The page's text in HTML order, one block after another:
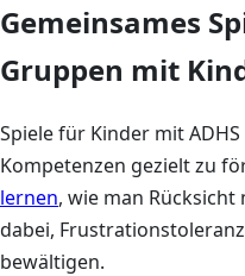
Gemeinsames
Gruppen mit
Spiele für Kinder mit
Kompetenzen gezielt zu
lernen, wie man
dabei,
bewältigen.